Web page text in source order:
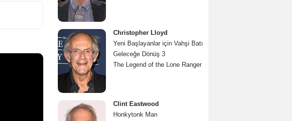
Christopher Lloyd
Yeni Başlayanlar için Vahşi Batı
Geleceğe Dönüş 3
The Legend of the Lone Ranger
Clint Eastwood
Honkytonk Man